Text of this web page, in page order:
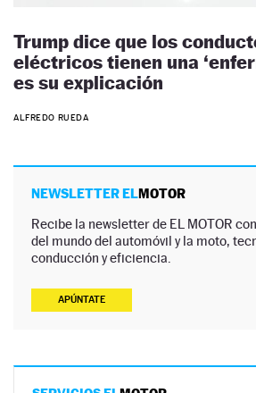
Trump dice que los
eléctricos tienen una
es su explicación
ALFREDO RUEDA
NEWSLETTER ELMOTOR
Recibe la newsletter de EL MOTOR
del mundo del automóvil y la moto,
conducción y eficiencia.
APÚNTATE